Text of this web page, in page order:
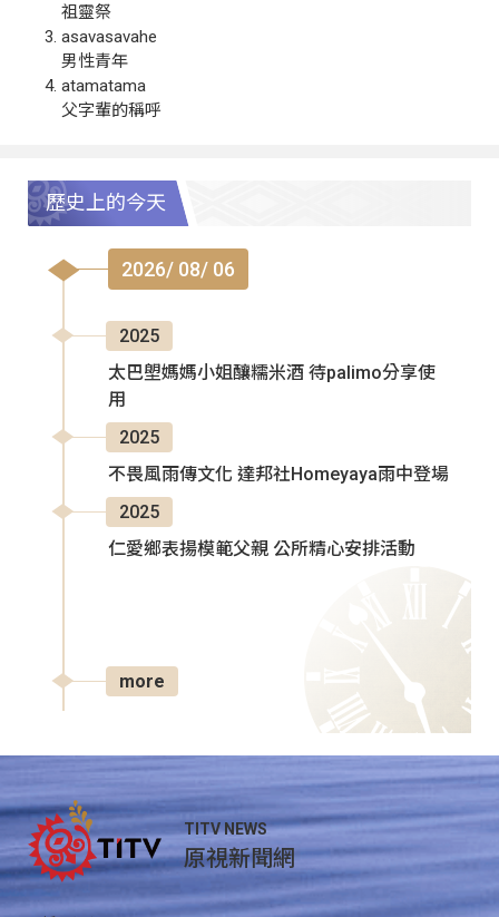
祖靈祭
asavasavahe
男性青年
atamatama
父字輩的稱呼
歷史上的今天
2026/ 08/ 06
2025
太巴塱媽媽小姐釀糯米酒 待palimo分享使
用
2025
不畏風雨傳文化 達邦社Homeyaya雨中登場
2025
仁愛鄉表揚模範父親 公所精心安排活動
more
TITV NEWS
原視新聞網